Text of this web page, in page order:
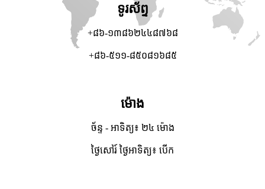
ទូរស័ព្ទ
+៨៦-១៣៨៦២៤៤៨៧៦៨
+៨៦-៥១១-៨៥០៨១៦៨៥
ម៉ោង
ច័ន្ទ - អាទិត្យ៖ ២៤ ម៉ោង
ថ្ងៃសៅរ៍ ថ្ងៃអាទិត្យ៖ បើក